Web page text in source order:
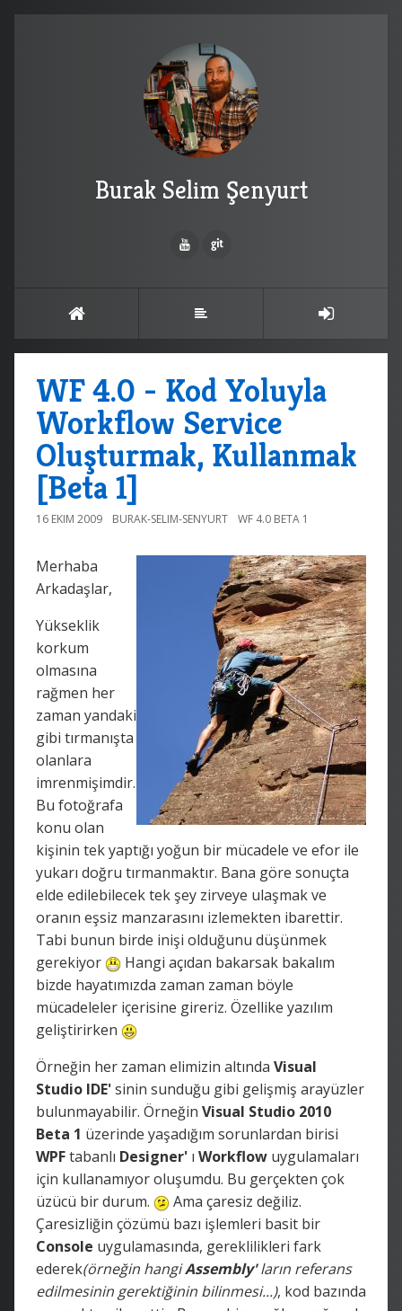
Burak Selim Şenyurt
WF 4.0 - Kod Yoluyla
Workflow Service
Oluşturmak, Kullanmak
[Beta 1]
16 EKIM 2009 BURAK-SELIM-SENYURT WF 4.0 BETA 1
Merhaba
Arkadaşlar,
Yükseklik
korkum
olmasına
rağmen her
zaman yandaki
gibi tırmanışta
olanlara
imrenmişimdir.
Bu fotoğrafa
konu olan
kişinin tek yaptığı yoğun bir mücadele ve efor ile
yukarı doğru tırmanmaktır. Bana göre sonuçta
elde edilebilecek tek şey zirveye ulaşmak ve
oranın eşsiz manzarasını izlemekten ibarettir.
Tabi bunun birde inişi olduğunu düşünmek
gerekiyor
Hangi açıdan bakarsak bakalım
bizde hayatımızda zaman zaman böyle
mücadeleler içerisine gireriz. Özellike yazılım
geliştirirken
Örneğin her zaman elimizin altında Visual
Studio IDE'sinin sunduğu gibi gelişmiş arayüzler
bulunmayabilir. Örneğin Visual Studio 2010
Beta 1 üzerinde yaşadığım sorunlardan birisi
WPFtabanlı Designer' ı Workflow uygulamaları
için kullanamıyor oluşumdu. Bu gerçekten çok
üzücü bir durum.
Ama çaresiz değiliz.
Çaresizliğin çözümü bazı işlemleri basit bir
Console uygulamasında, gereklilikleri fark
ederek(örneğin hangiAssembly'ların referans
edilmesinin gerektiğinin bilinmesi...), kod bazında